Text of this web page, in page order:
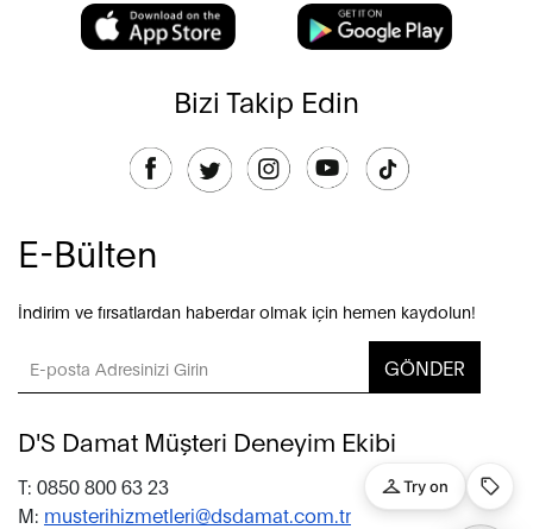
Bizi Takip Edin
E-Bülten
İndirim ve fırsatlardan haberdar olmak için hemen kaydolun!
GÖNDER
D'S Damat Müşteri Deneyim Ekibi
T: 0850 800 63 23
M: musterihizmetleri@dsdamat.com.tr